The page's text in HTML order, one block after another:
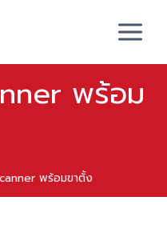
พร้อม
พร้อมขาตั้ง